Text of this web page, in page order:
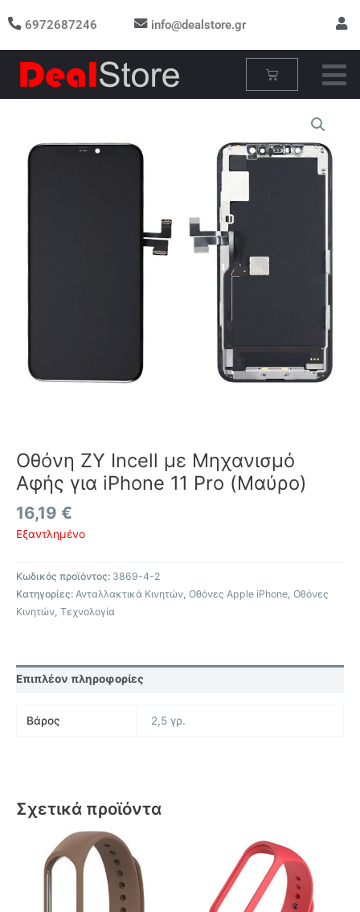
στο 6972687246 info@dealstore.gr
Cart
Οθόνη ZY Incell με Μηχανισμό
Αφής για iPhone 11 Pro (Μαύρο)
16,19 €
Εξαντλημένο
Κωδικός προϊόντος: 3869-4-2
Κατηγορίες: Ανταλλακτικά Κινητών Οθόνες Apple iPhone Οθόνες
Κινητών Τεχνολογία
Επιπλέον πληροφορίες
Βάρος 2,5 γρ.
Σχετικά προϊόντα